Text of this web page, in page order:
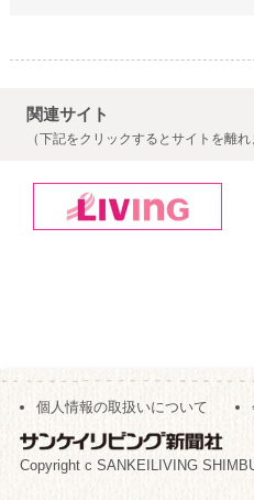
関連サイト
（下記をクリックするとサイトを離れ
個人情報の取扱いについて
Copyright c SANKEILIVING